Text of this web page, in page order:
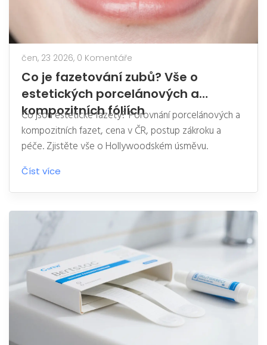
čen, 23 2026, 0 Komentáře
Co je fazetování zubů? Vše o
estetických porcelánových a
kompozitních fóliích
Co jsou estetické fazety? Porovnání porcelánových a
kompozitních fazet, cena v ČR, postup zákroku a
péče. Zjistěte vše o Hollywoodském úsměvu.
Číst více